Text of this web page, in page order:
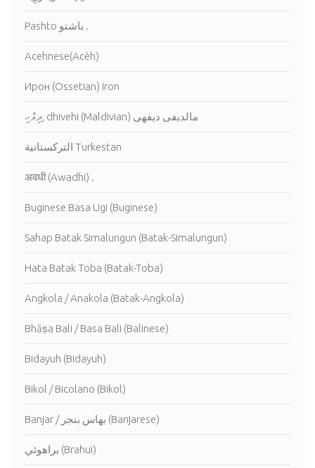
Pashto باشتو .
Acehnese(Acèh)
Ирон (Ossetian) Iron
ދިވެހި, dhivehi (Maldivian) مالديفى ديفهى
التركستانية Turkestan
अवधी (Awadhi) .
Buginese Basa Ugi (Buginese)
Sahap Batak Simalungun (Batak-Simalungun)
Hata Batak Toba (Batak-Toba)
Angkola / Anakola (Batak-Angkola)
Bhāṣa Bali / Basa Bali (Balinese)
Bidayuh (Bidayuh)
Bikol / Bicolano (Bikol)
Banjar / بهاس بنجر (Banjarese)
براهوئي (Brahui)